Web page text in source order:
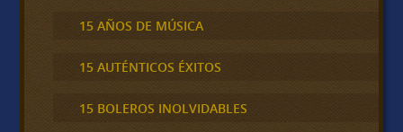
15 AÑOS DE MÚSICA
15 AUTÉNTICOS ÉXITOS
15 BOLEROS INOLVIDABLES